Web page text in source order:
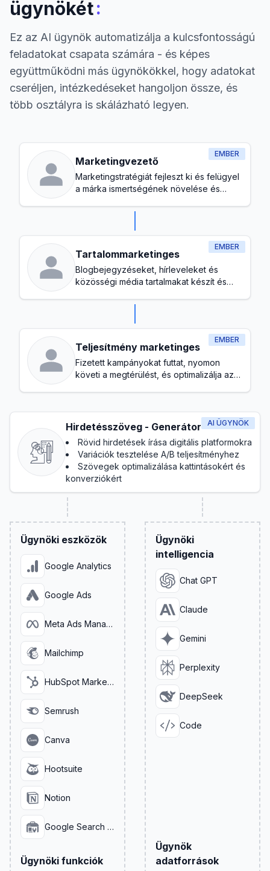
ügynökét:
Ez az AI ügynök automatizálja a kulcsfontosságú
feladatokat csapata számára - és képes
együttműködni más ügynökökkel, hogy adatokat
cseréljen, intézkedéseket hangoljon össze, és
több osztályra is skálázható legyen.
EMBER
Marketingvezető
Marketingstratégiát fejleszt ki és felügyel
a márka ismertségének növelése és
EMBER
Tartalommarketinges
Blogbejegyzéseket, hírleveleket és
közösségi média tartalmakat készít és
EMBER
Teljesítmény marketinges
Fizetett kampányokat futtat, nyomon
követi a megtérülést, és optimalizálja az
AI ÜGYNÖK
Hirdetésszöveg - Generátor
Rövid hirdetések írása digitális platformokra
Variációk tesztelése A/B teljesítményhez
Szövegek optimalizálása kattintásokért és
konverziókért
Ügynöki eszközök
Google Analytics
Google Ads
Meta Ads Manager
Mailchimp
HubSpot Marketing
Semrush
Canva
Hootsuite
Notion
Google Search Console
Ügynöki funkciók
Ügynöki
intelligencia
Chat GPT
Claude
Gemini
Perplexity
DeepSeek
Code
Ügynök
adatforrások